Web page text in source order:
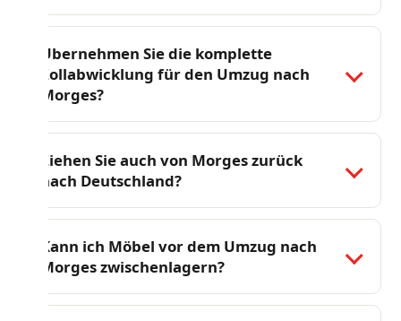
Übernehmen Sie die komplette
Zollabwicklung für den Umzug nach
Morges?
Ziehen Sie auch von Morges zurück
nach Deutschland?
Kann ich Möbel vor dem Umzug nach
Morges zwischenlagern?